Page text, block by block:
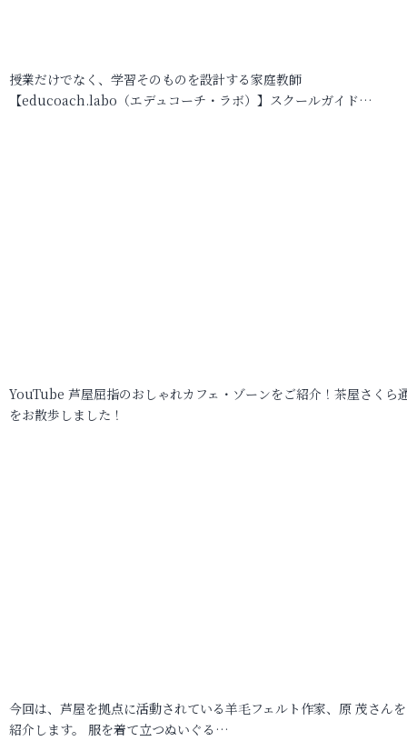
授業だけでなく、学習そのものを設計する家庭教師
【educoach.labo（エデュコーチ・ラボ）】スクールガイド…
YouTube 芦屋屈指のおしゃれカフェ・ゾーンをご紹介！茶屋さくら
をお散歩しました！
今回は、芦屋を拠点に活動されている羊毛フェルト作家、原 茂さん
紹介します。 服を着て立つぬいぐる…